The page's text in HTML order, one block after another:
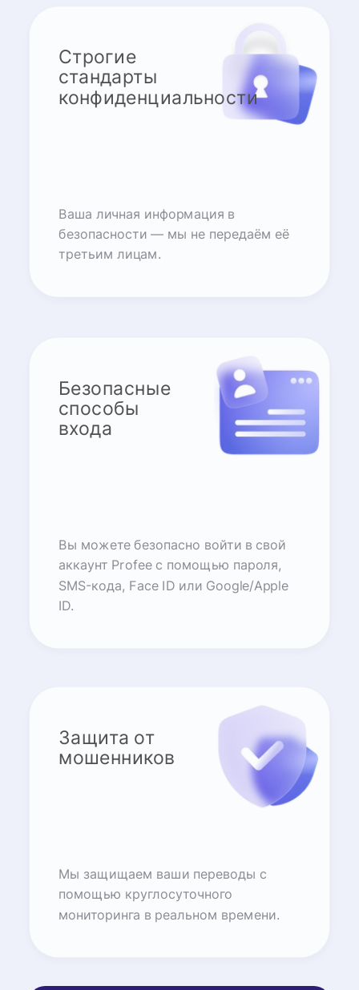
Строгие
стандарты
конфиденциальности
Ваша личная информация в
безопасности — мы не передаём её
третьим лицам.
Безопасные
способы
входа
Вы можете безопасно войти в свой
аккаунт Profee с помощью пароля,
SMS-кода, Face ID или Google/Apple
ID.
Защита от
мошенников
Мы защищаем ваши переводы с
помощью круглосуточного
мониторинга в реальном времени.